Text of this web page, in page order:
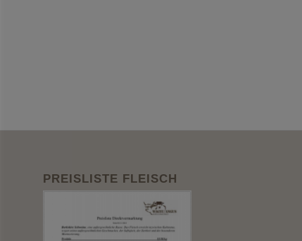
PREISLISTE FLEISCH